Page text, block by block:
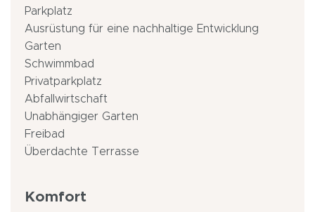
Parkplatz
Ausrüstung für eine nachhaltige Entwicklung
Garten
Schwimmbad
Privatparkplatz
Abfallwirtschaft
Unabhängiger Garten
Freibad
Überdachte Terrasse
Komfort